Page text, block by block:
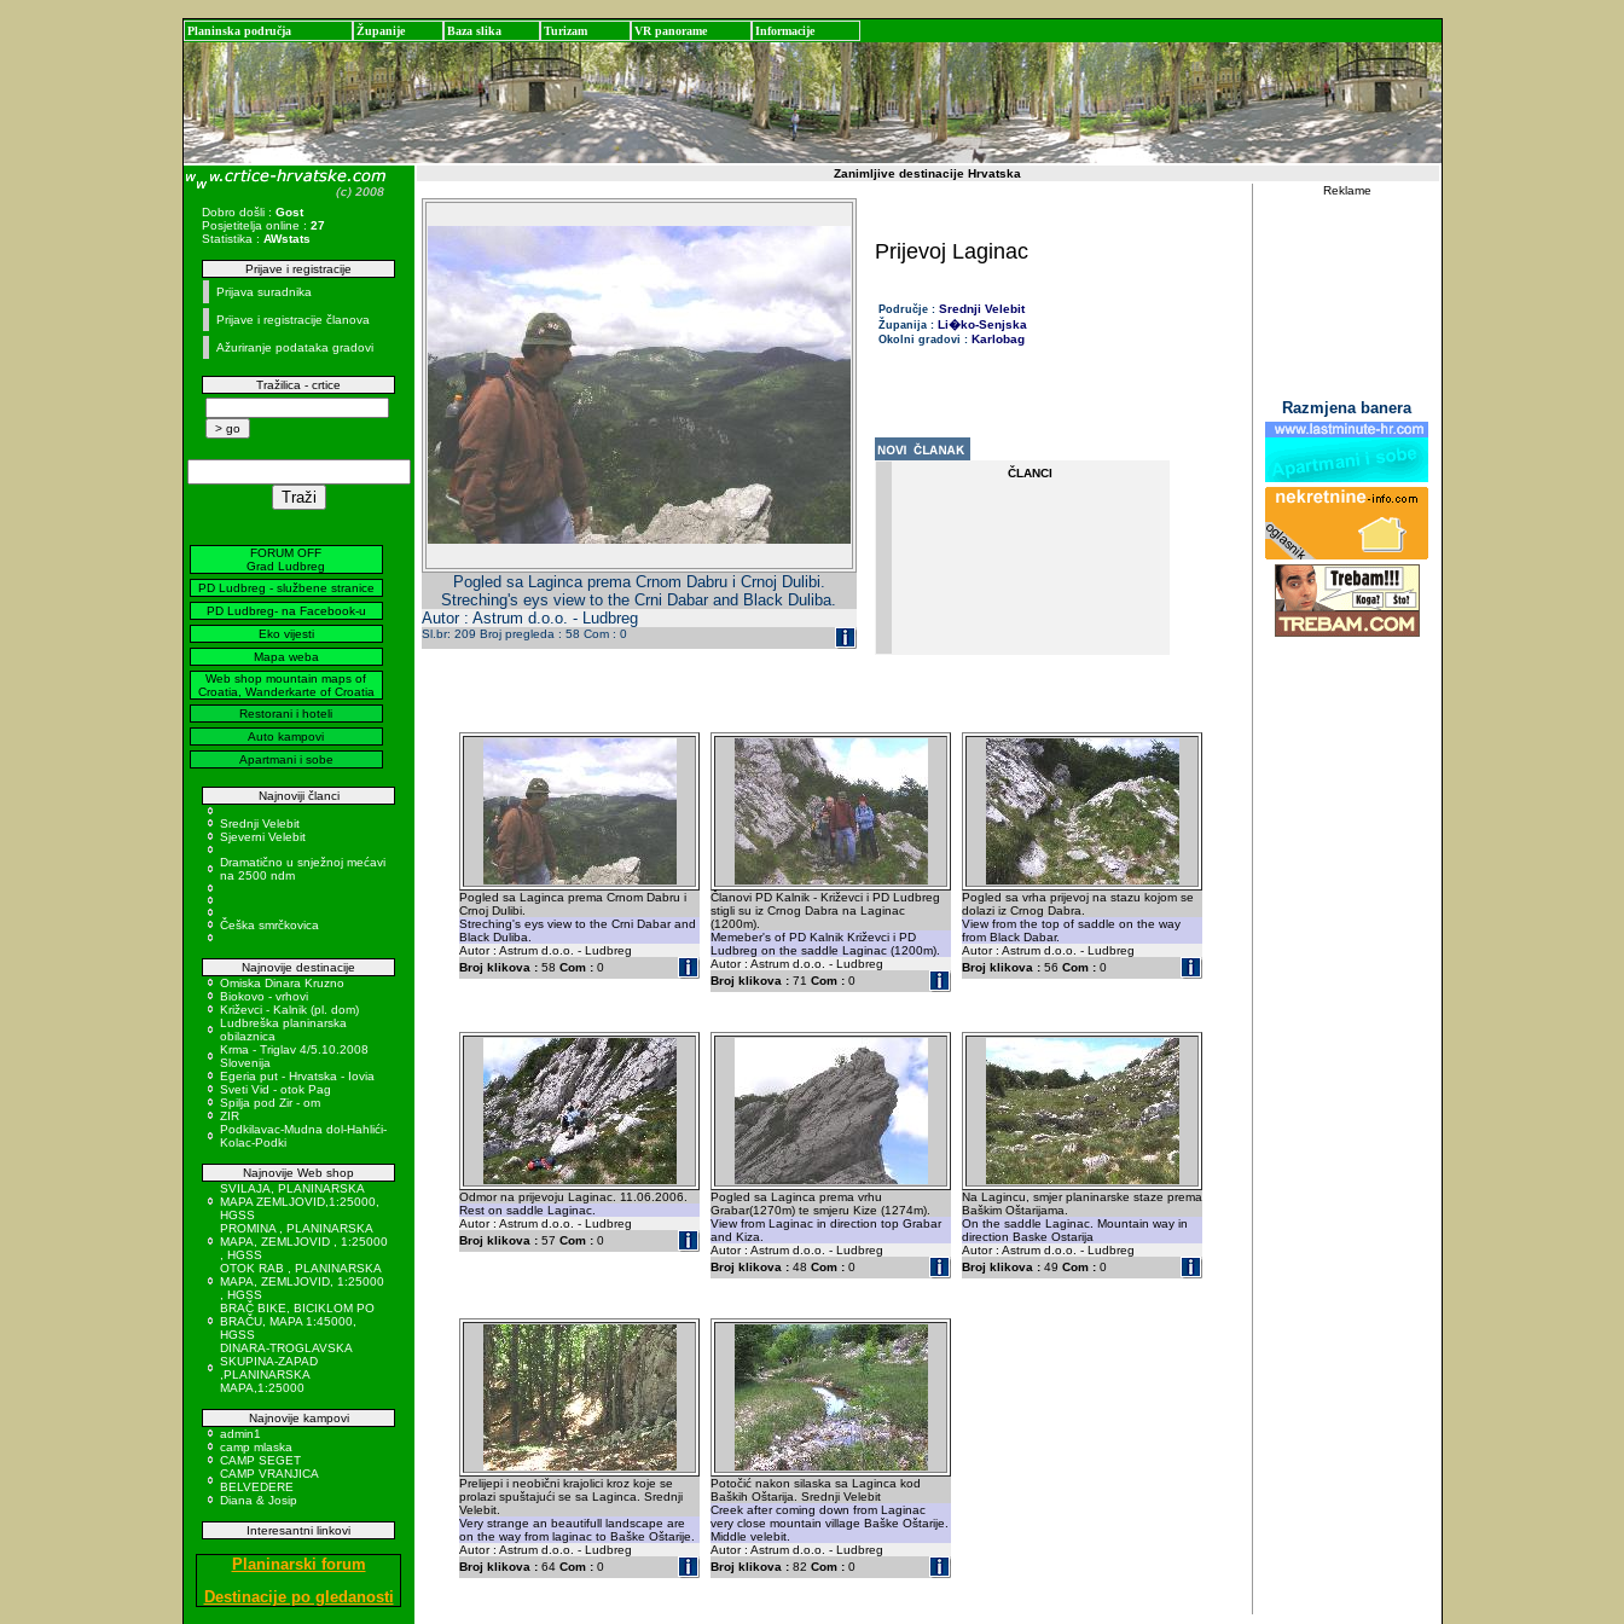
Planinska područja Županije Baza slika Turizam VR panorame Informacije
Dobro došli : Gost
Posjetitelja online : 27
Statistika : AWstats
Prijave i registracije
Prijava suradnika
Prijave i registracije članova
Ažuriranje podataka gradovi
Tražilica - crtice
FORUM OFF
Grad Ludbreg
PD Ludbreg - službene stranice
PD Ludbreg- na Facebook-u
Eko vijesti
Mapa weba
Web shop mountain maps of
Croatia, Wanderkarte of Croatia
Restorani i hoteli
Auto kampovi
Apartmani i sobe
Najnoviji članci
Srednji Velebit
Sjeverni Velebit
Dramatično u snježnoj mećavi
na 2500 ndm
Češka smrčkovica
Najnovije destinacije
Omiska Dinara Kruzno
Biokovo - vrhovi
Križevci - Kalnik (pl. dom)
Ludbreška planinarska
obilaznica
Krma - Triglav 4/5.10.2008
Slovenija
Egeria put - Hrvatska - Iovia
Sveti Vid - otok Pag
Spilja pod Zir - om
ZIR
Podkilavac-Mudna dol-Hahlići-
Kolac-Podki
Najnovije Web shop
SVILAJA, PLANINARSKA
MAPA ZEMLJOVID,1:25000,
HGSS
PROMINA , PLANINARSKA
MAPA, ZEMLJOVID , 1:25000
, HGSS
OTOK RAB , PLANINARSKA
MAPA, ZEMLJOVID, 1:25000
, HGSS
BRAČ BIKE, BICIKLOM PO
BRAČU, MAPA 1:45000,
HGSS
DINARA-TROGLAVSKA
SKUPINA-ZAPAD
,PLANINARSKA
MAPA,1:25000
Najnovije kampovi
admin1
camp mlaska
CAMP SEGET
CAMP VRANJICA
BELVEDERE
Diana & Josip
Interesantni linkovi
Planinarski forum
Destinacije po gledanosti
Zanimljive destinacije Hrvatska
Pogled sa Laginca prema Crnom Dabru i Crnoj Dulibi.
Streching's eys view to the Crni Dabar and Black Duliba.
Autor : Astrum d.o.o. - Ludbreg
Sl.br: 209 Broj pregleda : 58 Com : 0
Prijevoj Laginac
Područje : Srednji Velebit
Županija : Li�ko-Senjska
Okolni gradovi : Karlobag
ČLANCI
Pogled sa Laginca prema Crnom Dabru i
Crnoj Dulibi.
Streching's eys view to the Crni Dabar and
Black Duliba.
Autor : Astrum d.o.o. - Ludbreg
Broj klikova : 58 Com : 0
Članovi PD Kalnik - Križevci i PD Ludbreg
stigli su iz Crnog Dabra na Laginac
(1200m).
Memeber's of PD Kalnik Križevci i PD
Ludbreg on the saddle Laginac (1200m).
Autor : Astrum d.o.o. - Ludbreg
Broj klikova : 71 Com : 0
Pogled sa vrha prijevoj na stazu kojom se
dolazi iz Crnog Dabra.
View from the top of saddle on the way
from Black Dabar.
Autor : Astrum d.o.o. - Ludbreg
Broj klikova : 56 Com : 0
Odmor na prijevoju Laginac. 11.06.2006.
Rest on saddle Laginac.
Autor : Astrum d.o.o. - Ludbreg
Broj klikova : 57 Com : 0
Pogled sa Laginca prema vrhu
Grabar(1270m) te smjeru Kize (1274m).
View from Laginac in direction top Grabar
and Kiza.
Autor : Astrum d.o.o. - Ludbreg
Broj klikova : 48 Com : 0
Na Lagincu, smjer planinarske staze prema
Baškim Oštarijama.
On the saddle Laginac. Mountain way in
direction Baske Ostarija
Autor : Astrum d.o.o. - Ludbreg
Broj klikova : 49 Com : 0
Prelijepi i neobični krajolici kroz koje se
prolazi spuštajući se sa Laginca. Srednji
Velebit.
Very strange an beautifull landscape are
on the way from laginac to Baške Oštarije.
Autor : Astrum d.o.o. - Ludbreg
Broj klikova : 64 Com : 0
Potočić nakon silaska sa Laginca kod
Baških Oštarija. Srednji Velebit
Creek after coming down from Laginac
very close mountain village Baške Oštarije.
Middle velebit.
Autor : Astrum d.o.o. - Ludbreg
Broj klikova : 82 Com : 0
Reklame
Razmjena banera